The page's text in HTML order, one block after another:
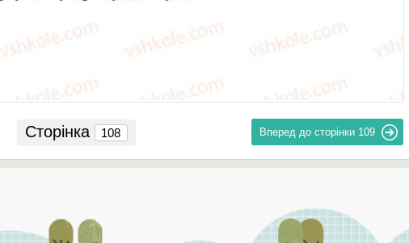
Сторінка Вперед до сторінки 109